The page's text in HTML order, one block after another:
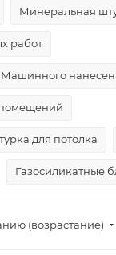
Минеральная
работ
Машинного
для потолка
Газосиликатные
(возрастание)